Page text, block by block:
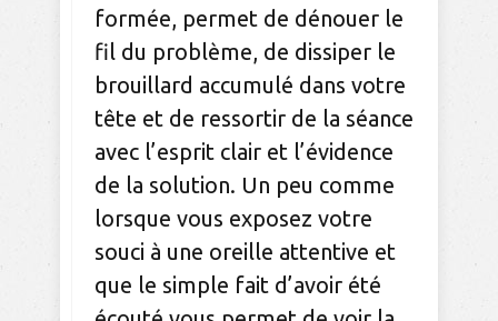
formée, permet de dénouer le
fil du problème, de dissiper le
brouillard accumulé dans votre
tête et de ressortir de la séance
avec l’esprit clair et l’évidence
de la solution. Un peu comme
lorsque vous exposez votre
souci à une oreille attentive et
que le simple fait d’avoir été